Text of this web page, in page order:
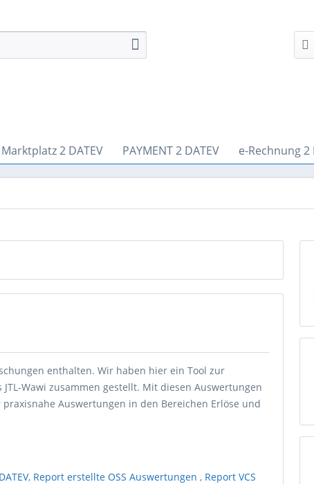
Marktplatz 2 DATEV PAYMENT 2 DATEV e-Rechnung 2
enthalten. Wir haben hier ein Tool zur
Wawi zusammen gestellt. Mit diesen Auswertungen
Auswertungen in den Bereichen Erlöse und
, Report erstellte OSS Auswertungen, Report VCS